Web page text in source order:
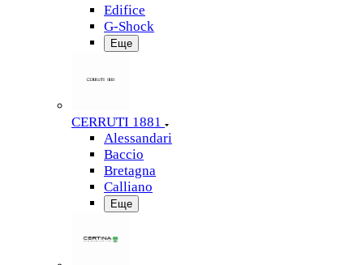
Edifice
G-Shock
Еще
CERRUTI 1881
Alessandari
Baccio
Bretagna
Calliano
Еще